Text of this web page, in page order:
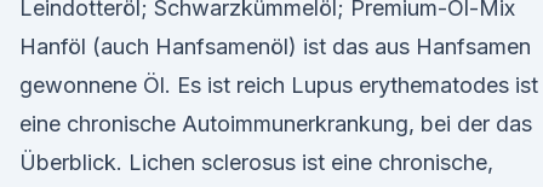
Leindotteröl; Schwarzkümmelöl; Premium-Öl-Mix
Hanföl (auch Hanfsamenöl) ist das aus Hanfsamen
gewonnene Öl. Es ist reich Lupus erythematodes ist
eine chronische Autoimmunerkrankung, bei der das
Überblick. Lichen sclerosus ist eine chronische,